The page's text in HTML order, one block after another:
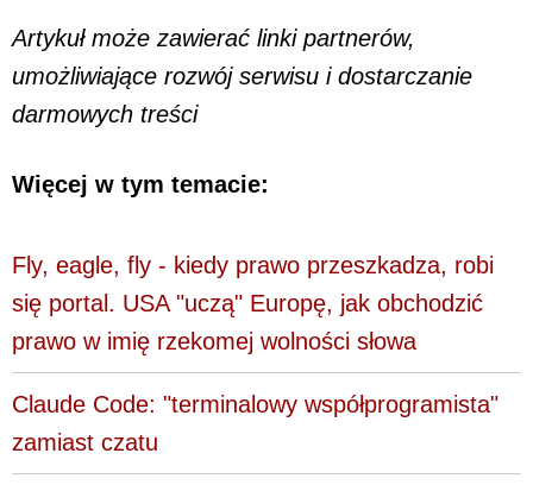
Artykuł może zawierać linki partnerów,
umożliwiające rozwój serwisu i dostarczanie
darmowych treści
Więcej w tym temacie:
Fly, eagle, fly - kiedy prawo przeszkadza, robi
się portal. USA "uczą" Europę, jak obchodzić
prawo w imię rzekomej wolności słowa
Claude Code: "terminalowy współprogramista"
zamiast czatu